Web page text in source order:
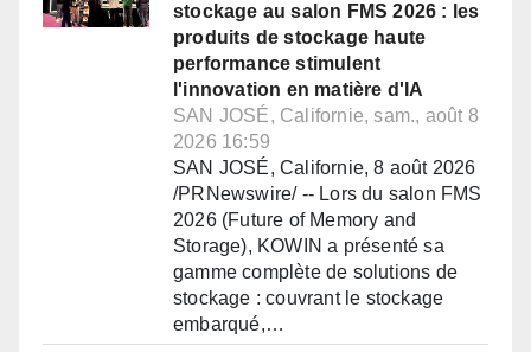
stockage au salon FMS 2026 : les
produits de stockage haute
performance stimulent
l'innovation en matière d'IA
SAN JOSÉ, Californie, sam., août 8
2026 16:59
SAN JOSÉ, Californie, 8 août 2026
/PRNewswire/ -- Lors du salon FMS
2026 (Future of Memory and
Storage), KOWIN a présenté sa
gamme complète de solutions de
stockage : couvrant le stockage
embarqué,…